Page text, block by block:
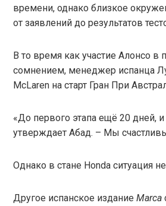
времени, однако близкое
от заявлений до результатов
В то время как участие Алонсо в
сомнением, менеджер испанца
McLaren на старт Гран При
«До первого этапа ещё 20 дней,
утверждает Абад. – Мы
Однако в стане Honda ситуация
Другое испанское издание Marca